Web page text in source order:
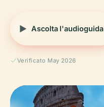
Ascolta l'audioguida
Verificato May 2026